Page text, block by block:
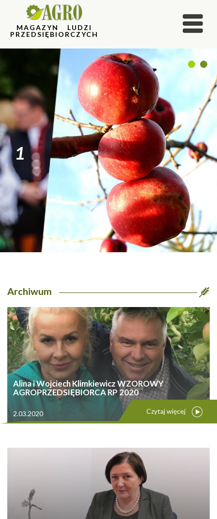
MAGAZYN LUDZI
PRZEDSIĘBIORCZYCH
1
2
1 2
Archiwum
Alina i Wojciech Klimkiewicz WZOROWY
AGROPRZEDSIĘBIORCA RP 2020
2.03.2020 Czytaj więcej